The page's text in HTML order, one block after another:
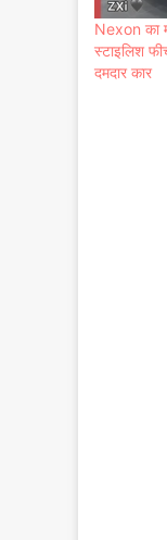
Nexon का
स्टाइलिश
दमदार कार